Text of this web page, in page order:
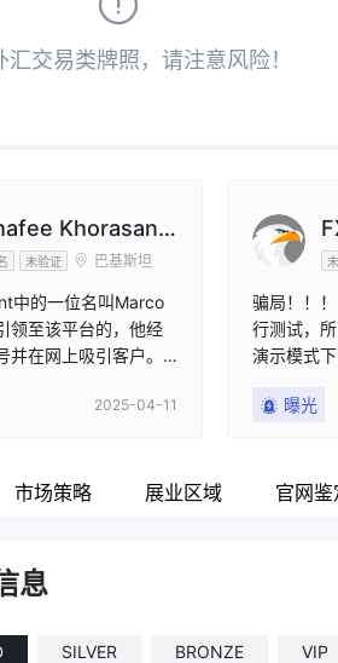
8
汇交易类牌照，请注意风险！
Khorasane
未验证 巴基斯坦
中的一位名叫Marco
领至该平台的，他经
并在网上吸引客户。
28,000美元时，我申
的解释或任何证据，
未得到回复。请大家
2025-04-11
骗局！！
行测试，
演示模式
付95%的
得并不容
他们让我
曝光
市场策略 展业区域 官网鉴
息
SILVER BRONZE VIP